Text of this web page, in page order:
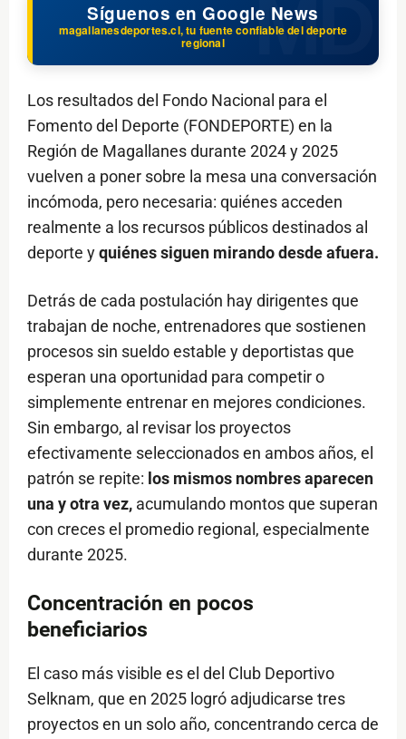
Síguenos en Google News
magallanesdeportes.cl, tu fuente confiable del deporte
regional
Los resultados del Fondo Nacional para el
Fomento del Deporte (FONDEPORTE) en la
Región de Magallanes durante 2024 y 2025
vuelven a poner sobre la mesa una conversación
incómoda, pero necesaria: quiénes acceden
realmente a los recursos públicos destinados al
deporte yquiénes siguen mirando desde afuera.
Detrás de cada postulación hay dirigentes que
trabajan de noche, entrenadores que sostienen
procesos sin sueldo estable y deportistas que
esperan una oportunidad para competir o
simplemente entrenar en mejores condiciones.
Sin embargo, al revisar los proyectos
efectivamente seleccionados en ambos años, el
patrón se repite: los mismos nombres aparecen
una y otra vez, acumulando montos que superan
con creces el promedio regional, especialmente
durante 2025.
Concentración en pocos
beneficiarios
El caso más visible es el del Club Deportivo
Selknam, que en 2025 logró adjudicarse tres
proyectos en un solo año, concentrando cerca de